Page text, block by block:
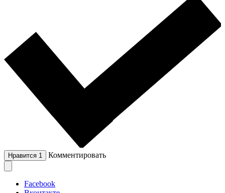
Нравится 1 Комментировать
Facebook